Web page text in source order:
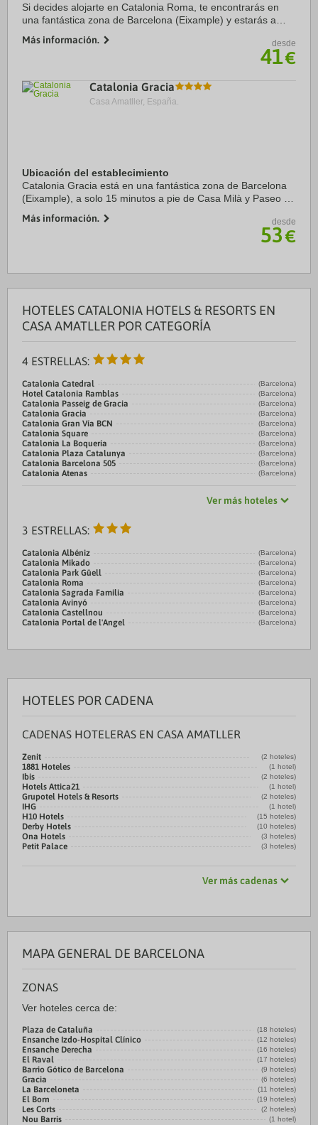
Si decides alojarte en Catalonia Roma, te encontrarás en
una fantástica zona de Barcelona (Eixample) y estarás a
Catalunya. Además, este hotel ...
Más información. desde
41€
Catalonia Gracia
Casa Amatller, España.
Ubicación del establecimiento
Catalonia Gracia está en una fantástica zona de Barcelona
(Eixample), a solo 15 minutos a pie de Casa Milà y Paseo de
de Casa Batlló y a 1,7 km ...
Más información. desde
53€
HOTELES CATALONIA HOTELS & RESORTS EN
CASA AMATLLER POR CATEGORÍA
4 ESTRELLAS:
Catalonia Catedral (Barcelona)
Hotel Catalonia Ramblas (Barcelona)
Catalonia Passeig de Gracia (Barcelona)
Catalonia Gracia (Barcelona)
Catalonia Gran Vía BCN (Barcelona)
Catalonia Square (Barcelona)
Catalonia La Boquería (Barcelona)
Catalonia Plaza Catalunya (Barcelona)
Catalonia Barcelona 505 (Barcelona)
Catalonia Atenas (Barcelona)
Ver más hoteles
3 ESTRELLAS:
Catalonia Albéniz (Barcelona)
Catalonia Mikado (Barcelona)
Catalonia Park Güell (Barcelona)
Catalonia Roma (Barcelona)
Catalonia Sagrada Familia (Barcelona)
Catalonia Avinyó (Barcelona)
Catalonia Castellnou (Barcelona)
Catalonia Portal de l'Angel (Barcelona)
HOTELES POR CADENA
CADENAS HOTELERAS EN CASA AMATLLER
Zenit (2 hoteles)
1881 Hoteles (1 hotel)
Ibis (2 hoteles)
Hotels Attica21 (1 hotel)
Grupotel Hotels & Resorts (2 hoteles)
IHG (1 hotel)
H10 Hotels (15 hoteles)
Derby Hotels (10 hoteles)
Ona Hotels (3 hoteles)
Petit Palace (3 hoteles)
Ver más cadenas
MAPA GENERAL DE BARCELONA
ZONAS
Ver hoteles cerca de:
Plaza de Cataluña (18 hoteles)
Ensanche Izdo-Hospital Clínico (12 hoteles)
Ensanche Derecha (16 hoteles)
El Raval (17 hoteles)
Barrio Gótico de Barcelona (9 hoteles)
Gracia (6 hoteles)
La Barceloneta (11 hoteles)
El Born (19 hoteles)
Les Corts (2 hoteles)
Nou Barris (1 hotel)